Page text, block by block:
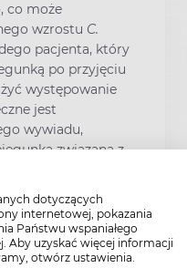
dotyczących
internetowej, pokazania
Państwu wspaniałego
Aby uzyskać więcej informacji
otwórz ustawienia.
co może
wzrostu C.
pacjenta, który
po przyjęciu
występowanie
jest
wywiadu,
związana z
W
odstawienie
od wskazania.
obecności